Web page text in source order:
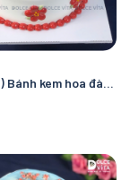
[1903] (60) Bánh kem hoa đào - chữ Thọ – Biểu tượng trường thọ và phúc lộc